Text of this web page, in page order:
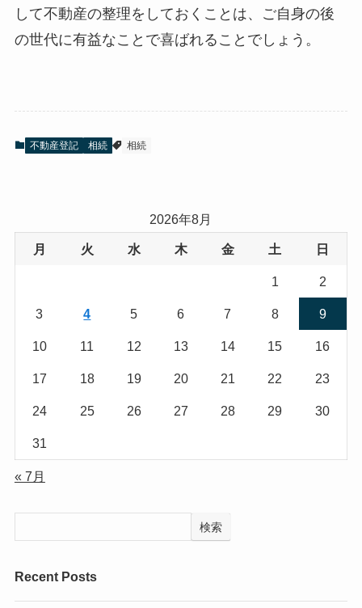
して不動産の整理をしておくことは、ご自身の後
の世代に有益なことで喜ばれることでしょう。
不動産登記 相続 相続
2026年8月
月 火 水 木 金 土 日
1 2
3 4 5 6 7 8 9
10 11 12 13 14 15 16
17 18 19 20 21 22 23
24 25 26 27 28 29 30
31
« 7月
検索
Recent Posts